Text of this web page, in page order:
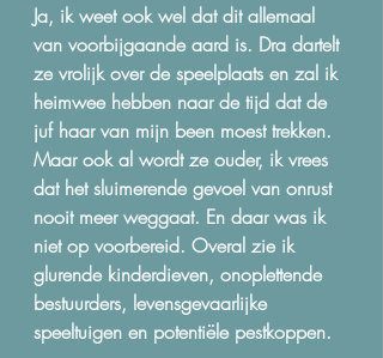
Ja, ik weet ook wel dat dit allemaal
van voorbijgaande aard is. Dra dartelt
ze vrolijk over de speelplaats en zal ik
heimwee hebben naar de tijd dat de
juf haar van mijn been moest trekken.
Maar ook al wordt ze ouder, ik vrees
dat het sluimerende gevoel van onrust
nooit meer weggaat. En daar was ik
niet op voorbereid. Overal zie ik
glurende kinderdieven, onoplettende
bestuurders, levensgevaarlijke
speeltuigen en potentiële pestkoppen.